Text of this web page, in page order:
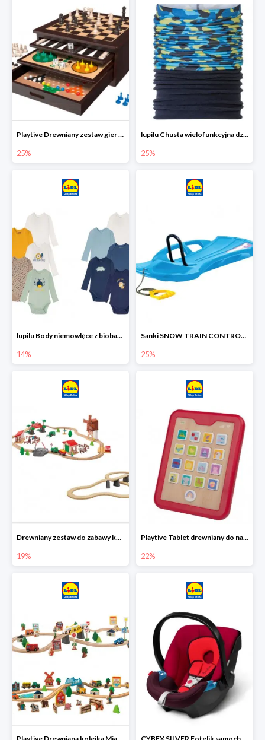
Playtive Drewniany zestaw gier 10 w 1
25%
lupilu Chusta wielofunkcyjna dziecięca
25%
lupilu Body niemowlęce z biobawełny
14%
Sanki SNOW TRAIN CONTROL -25%
25%
Drewniany zestaw do zabawy kolejką - farma i wiadukt
19%
Playtive Tablet drewniany do nauki, interaktywny
22%